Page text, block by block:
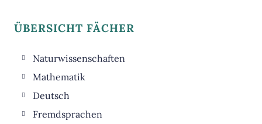
ÜBERSICHT FÄCHER
Naturwissenschaften
Biologie
Chemie
Physik
Mathematik
Deutsch
Fremdsprachen